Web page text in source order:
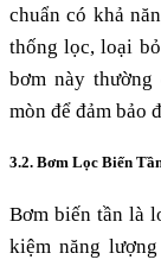
chuẩn có khả
thống lọc, loại
bơm này
mòn để đảm bảo
3.2. Bơm Lọc Biến
Bơm biến tần là
kiệm năng